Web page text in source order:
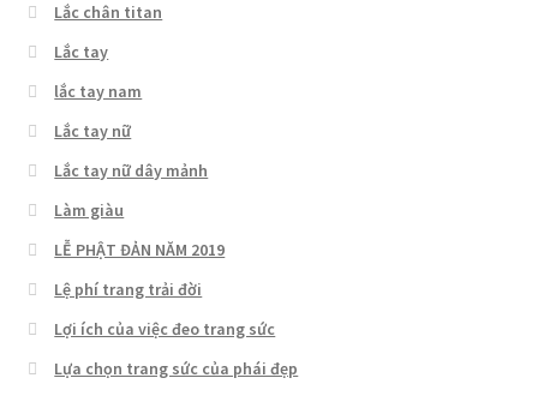
Lắc chân titan
Lắc tay
lắc tay nam
Lắc tay nữ
Lắc tay nữ dây mảnh
Làm giàu
LỄ PHẬT ĐẢN NĂM 2019
Lệ phí trang trải đời
Lợi ích của việc đeo trang sức
Lựa chọn trang sức của phái đẹp